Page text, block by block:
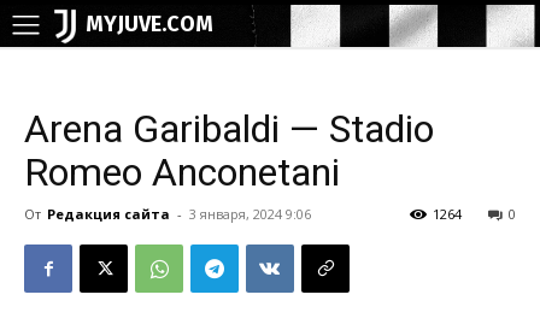
MYJUVE.COM
Arena Garibaldi — Stadio
Romeo Anconetani
От Редакция сайта - 3 января, 2024 9:06 0
1264